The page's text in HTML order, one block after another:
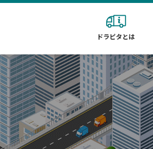
ドラピタとは